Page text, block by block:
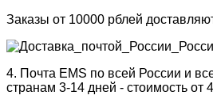
Заказы от 10000 рблей
4. Почта EMS по всей России и
странам 3-14 дней - стоимость от